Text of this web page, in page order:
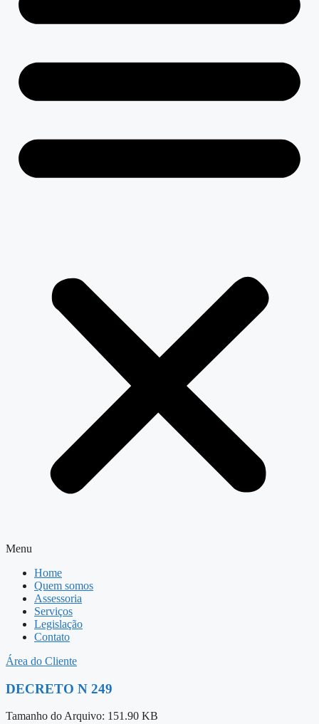
Menu
Home
Quem somos
Assessoria
Serviços
Legislação
Contato
Área do Cliente
DECRETO N 249
Tamanho do Arquivo: 151.90 KB